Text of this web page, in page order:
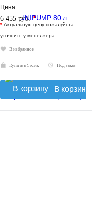
Цена:
6 455 руб.*
* Актуальную цену пожалуйста
уточните у менеджера
В избранное
Купить в 1 клик Под заказ
В корзину